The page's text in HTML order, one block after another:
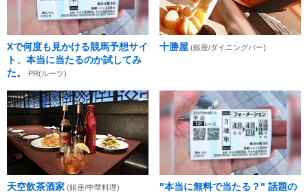
Xで何度も見かける競馬予想サイ
ト、本当に当たるのか試してみ
た。
PR(ルーツ)
十勝屋 (銀座/ダイニングバー)
天空飲茶酒家 (銀座/中華料理)
"本当に無料で当たる？" 話題の